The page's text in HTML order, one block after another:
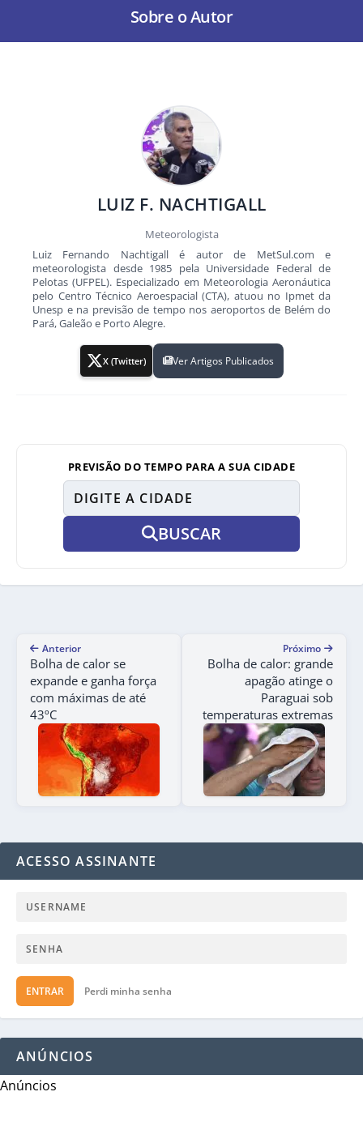
Sobre o Autor
LUIZ F. NACHTIGALL
Meteorologista
Luiz Fernando Nachtigall é autor de MetSul.com e
meteorologista desde 1985 pela Universidade Federal de
Pelotas (UFPEL). Especializado em Meteorologia Aeronáutica
pelo Centro Técnico Aeroespacial (CTA), atuou no Ipmet da
Unesp e na previsão de tempo nos aeroportos de Belém do
Pará, Galeão e Porto Alegre.
X (Twitter) Ver Artigos Publicados
PREVISÃO DO TEMPO PARA A SUA CIDADE
BUSCAR
Anterior
Bolha de calor se
expande e ganha força
com máximas de até
43ºC
Próximo
Bolha de calor: grande
apagão atinge o
Paraguai sob
temperaturas extremas
ACESSO ASSINANTE
ENTRAR Perdi minha senha
ANÚNCIOS
Anúncios